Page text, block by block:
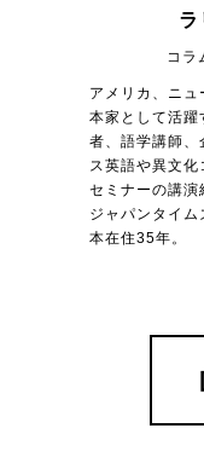
ラ
コラ
アメリカ、ニ
本家として活躍
者、語学講師、
ス英語や異文
セミナーの講演
ジャパンタイム
本在住35年。